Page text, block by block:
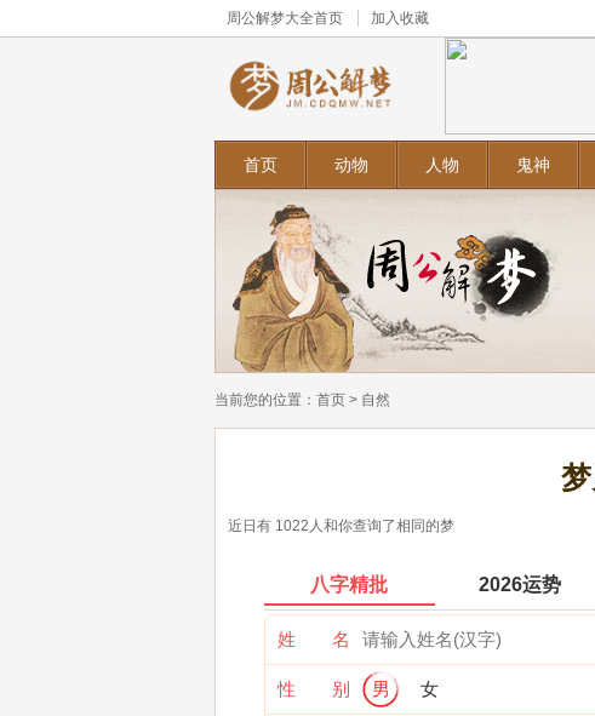
周公解梦大全首页 加入收藏
首页 动物 人物 鬼神
当前您的位置： 首页 > 自然
近日有 1022 人和你查询了相同的梦
八字精批 2026运势
姓 名
性 别 男 女